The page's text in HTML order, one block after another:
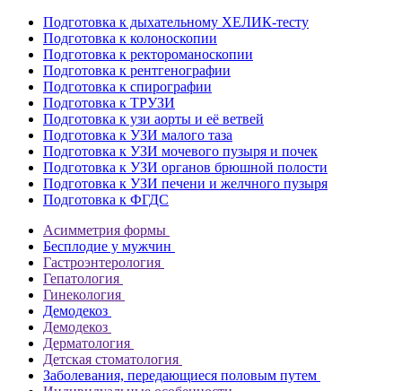
Подготовка к дыхательному ХЕЛИК-тесту
Подготовка к колоноскопии
Подготовка к ректороманоскопии
Подготовка к рентгенографии
Подготовка к спирографии
Подготовка к ТРУЗИ
Подготовка к узи аорты и её ветвей
Подготовка к УЗИ малого таза
Подготовка к УЗИ мочевого пузыря и почек
Подготовка к УЗИ органов брюшной полости
Подготовка к УЗИ печени и желчного пузыря
Подготовка к ФГДС
Асимметрия формы
Бесплодие у мужчин
Гастроэнтерология
Гепатология
Гинекология
Демодекоз
Демодекоз
Дерматология
Детская стоматология
Заболевания, передающиеся половым путем